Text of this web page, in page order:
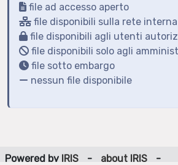
file ad accesso aperto
file disponibili sulla rete interna
file disponibili agli utenti
file disponibili solo agli
file sotto embargo
nessun file disponibile
Powered by IRIS - about IRIS -